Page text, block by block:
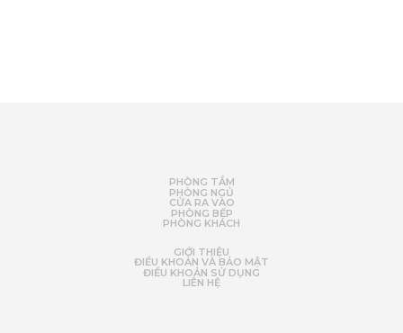
PHÒNG TẮM
PHÒNG NGỦ
CỬA RA VÀO
PHÒNG BẾP
PHÒNG KHÁCH
GIỚI THIỆU
ĐIỀU KHOẢN VÀ BẢO MẬT
ĐIỀU KHOẢN SỬ DỤNG
LIÊN HỆ